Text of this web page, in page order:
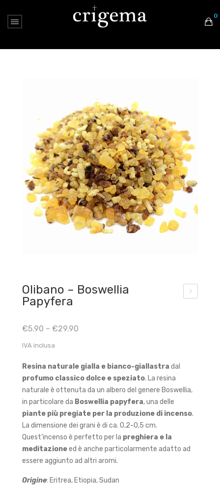
0
Nessun prodotto nel carrello.
1-4
nso
Olibano – Boswellia
Papyfera
€5.90 – €29.90
IVA inclusa
Resina naturale gialla e bianco-giallastra dal
profumo classico dolce e speziato. La resina
naturale è ottenuta da un albero del genere Boswellia,
in particolare da Boswellia papyfera, una delle
piante più pregiate per la produzione di incenso.
La dimensione dei grani è di ca. 0,2-0,5 cm.
Quest’incenso è perfetto per la preghiera e la
meditazioneed è anche particolarmente adatto ad
essere aggiunto ad altri aromi.
Origine: Eritrea, Etiopia, Sudan